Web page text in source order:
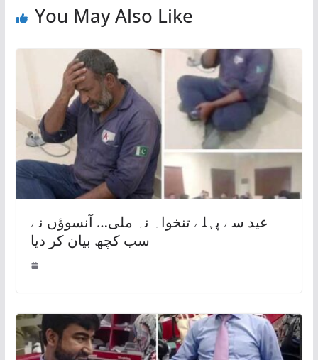
You May Also Like
عید سے پہلے تنخواہ نہ ملی… آنسوؤں نے
سب کچھ بیان کر دیا